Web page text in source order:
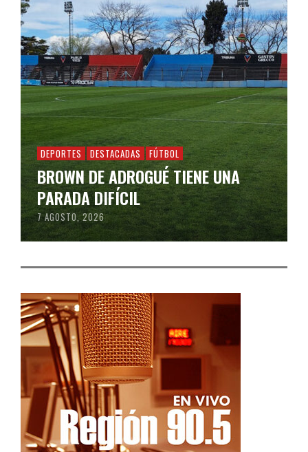
DEPORTES DESTACADAS FÚTBOL
BROWN DE ADROGUÉ TIENE UNA
PARADA DIFÍCIL
7 AGOSTO, 2026